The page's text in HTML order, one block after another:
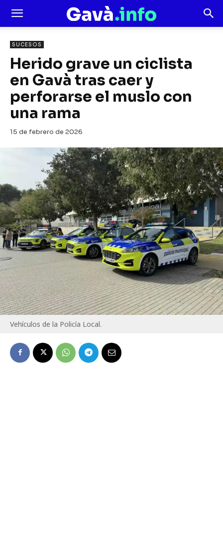
SUCESOS
Herido grave un ciclista
en Gavà tras caer y
perforarse el muslo con
una rama
15 de febrero de 2026
Vehículos de la Policía Local.